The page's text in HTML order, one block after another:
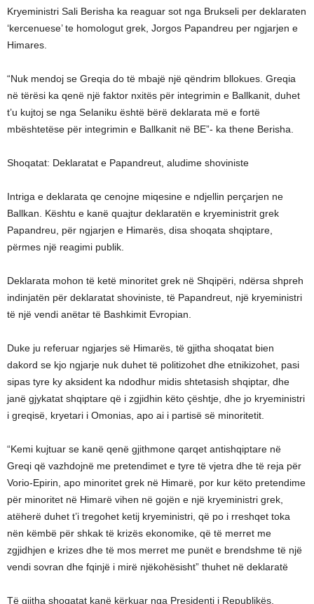
Kryeministri Sali Berisha ka reaguar sot nga Brukseli per deklaraten
‘kercenuese’ te homologut grek, Jorgos Papandreu per ngjarjen e
Himares.
“Nuk mendoj se Greqia do të mbajë një qëndrim bllokues. Greqia
në tërësi ka qenë një faktor nxitës për integrimin e Ballkanit, duhet
t’u kujtoj se nga Selaniku është bërë deklarata më e fortë
mbështetëse për integrimin e Ballkanit në BE”- ka thene Berisha.
Shoqatat: Deklaratat e Papandreut, aludime shoviniste
Intriga e deklarata qe cenojne miqesine e ndjellin perçarjen ne
Ballkan. Kështu e kanë quajtur deklaratën e kryeministrit grek
Papandreu, për ngjarjen e Himarës, disa shoqata shqiptare,
përmes një reagimi publik.
Deklarata mohon të ketë minoritet grek në Shqipëri, ndërsa shpreh
indinjatën për deklaratat shoviniste, të Papandreut, një kryeministri
të një vendi anëtar të Bashkimit Evropian.
Duke ju referuar ngjarjes së Himarës, të gjitha shoqatat bien
dakord se kjo ngjarje nuk duhet të politizohet dhe etnikizohet, pasi
sipas tyre ky aksident ka ndodhur midis shtetasish shqiptar, dhe
janë gjykatat shqiptare që i zgjidhin këto çështje, dhe jo kryeministri
i greqisë, kryetari i Omonias, apo ai i partisë së minoritetit.
“Kemi kujtuar se kanë qenë gjithmone qarqet antishqiptare në
Greqi që vazhdojnë me pretendimet e tyre të vjetra dhe të reja për
Vorio-Epirin, apo minoritet grek në Himarë, por kur këto pretendime
për minoritet në Himarë vihen në gojën e një kryeministri grek,
atëherë duhet t’i tregohet ketij kryeministri, që po i rreshqet toka
nën këmbë për shkak të krizës ekonomike, që të merret me
zgjidhjen e krizes dhe të mos merret me punët e brendshme të një
vendi sovran dhe fqinjë i mirë njëkohësisht” thuhet në deklaratë
Të gjitha shoqatat kanë kërkuar nga Presidenti i Republikës,